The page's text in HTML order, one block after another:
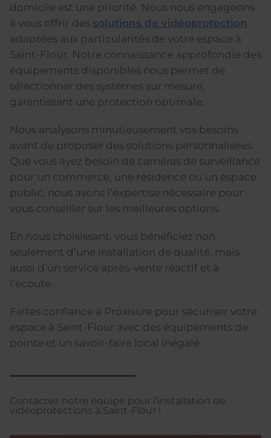
domicile est une priorité. Nous nous engageons
à vous offrir des solutions de vidéoprotection
adaptées aux particularités de votre espace à
Saint-Flour. Notre connaissance approfondie des
équipements disponibles nous permet de
sélectionner des systèmes sur mesure,
garantissant une protection optimale.
Nous analysons minutieusement vos besoins
avant de proposer des solutions personnalisées.
Que vous ayez besoin de caméras de surveillance
pour un commerce, une résidence ou un espace
public, nous avons l’expertise nécessaire pour
vous conseiller sur les meilleures options.
En nous choisissant, vous bénéficiez non
seulement d’une installation de qualité, mais
aussi d’un service après-vente réactif et à
l’écoute.
Faites confiance à Proxisure pour sécuriser votre
espace à Saint-Flour avec des équipements de
pointe et un savoir-faire local inégalé.
Contactez notre équipe pour l’installation de
vidéoprotections à Saint-Flour !